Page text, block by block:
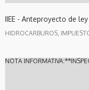
IIEE - Anteproyecto de
HIDROCARBUROS,
NOTA